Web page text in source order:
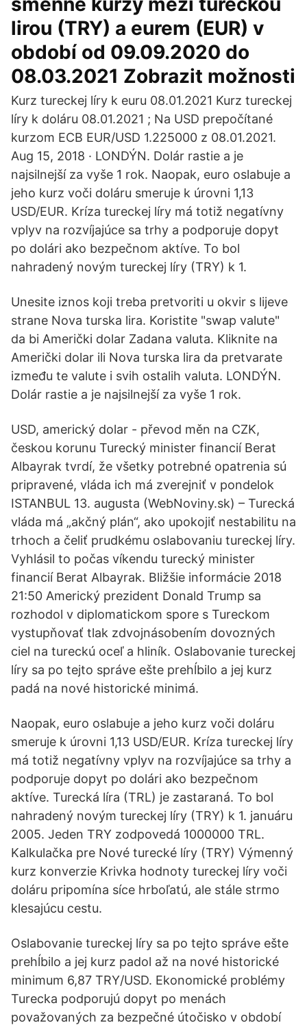
lirou (TRY) a eurem (EUR) v
období od 09.09.2020 do
08.03.2021 Zobrazit možnosti
Kurz tureckej líry k euru 08.01.2021 Kurz tureckej
líry k doláru 08.01.2021 ; Na USD prepočítané
kurzom ECB EUR/USD 1.225000 z 08.01.2021.
Aug 15, 2018 · LONDÝN. Dolár rastie a je
najsilnejší za vyše 1 rok. Naopak, euro oslabuje a
jeho kurz voči doláru smeruje k úrovni 1,13
USD/EUR. Kríza tureckej líry má totiž negatívny
vplyv na rozvíjajúce sa trhy a podporuje dopyt
po dolári ako bezpečnom aktíve. To bol
nahradený novým tureckej líry (TRY) k 1.
Unesite iznos koji treba pretvoriti u okvir s lijeve
strane Nova turska lira. Koristite "swap valute"
da bi Američki dolar Zadana valuta. Kliknite na
Američki dolar ili Nova turska lira da pretvarate
između te valute i svih ostalih valuta. LONDÝN.
Dolár rastie a je najsilnejší za vyše 1 rok.
USD, americký dolar - převod měn na CZK,
českou korunu Turecký minister financií Berat
Albayrak tvrdí, že všetky potrebné opatrenia sú
pripravené, vláda ich má zverejniť v pondelok
ISTANBUL 13. augusta (WebNoviny.sk) – Turecká
vláda má „akčný plán“, ako upokojiť nestabilitu na
trhoch a čeliť prudkému oslabovaniu tureckej líry.
Vyhlásil to počas víkendu turecký minister
financií Berat Albayrak. Bližšie informácie 2018
21:50 Americký prezident Donald Trump sa
rozhodol v diplomatickom spore s Tureckom
vystupňovať tlak zdvojnásobením dovozných
ciel na tureckú oceľ a hliník. Oslabovanie tureckej
líry sa po tejto správe ešte prehĺbilo a jej kurz
padá na nové historické minimá.
Naopak, euro oslabuje a jeho kurz voči doláru
smeruje k úrovni 1,13 USD/EUR. Kríza tureckej líry
má totiž negatívny vplyv na rozvíjajúce sa trhy a
podporuje dopyt po dolári ako bezpečnom
aktíve. Turecká líra (TRL) je zastaraná. To bol
nahradený novým tureckej líry (TRY) k 1. januáru
2005. Jeden TRY zodpovedá 1000000 TRL.
Kalkulačka pre Nové turecké líry (TRY) Výmenný
kurz konverzie Krivka hodnoty tureckej líry voči
doláru pripomína síce hrboľatú, ale stále strmo
klesajúcu cestu.
Oslabovanie tureckej líry sa po tejto správe ešte
prehĺbilo a jej kurz padol až na nové historické
minimum 6,87 TRY/USD. Ekonomické problémy
Turecka podporujú dopyt po menách
považovaných za bezpečné útočisko v období